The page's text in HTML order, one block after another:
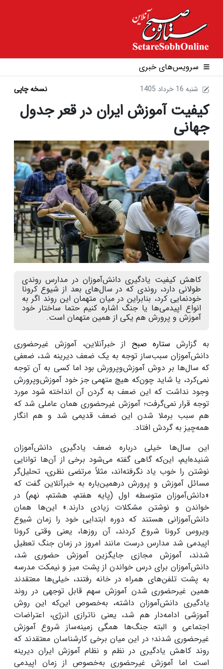
سرویس‌های خبری
1405 شنبه 16 خرداد نسخه چاپی
کیفیت آموزش ایران در قعر جدول
جهانی
کاهش کیفیت یادگیری دانش‌آموزان در مدارس روندی
طولانی دارد، روندی که در سال‌های بعد از شیوع کرونا
خودنمایی کرد، بنابراین در میان متهمان این روند اگر به
انواع اپیدمی‌ها یا جنگ اشاره کنیم حتما ساختار خود
آموزش و پرورش هم یکی از همین متهمان است.
به گزارش ستاره صبح از خبرآنلاین، آموزش غیرحضوری
دانش‌آموزان سبب‌ساز توجه به یک ضعف دیرینه شد، ضعفی
که سال‌ها بر دوش آموزش‌وپرورش بود اما کسی به آن توجه
نمی‌کرد، یا شاید چون‌که هیچ متهمی جز خود آموزش‌وپرورش
وجود نداشت که این ضعف به گردن آن انداخته شود مورد
توجه قرار نمی‌گرفت؛ آموزش غیرحضوری همان عاملی شد که
هم سبب برملا شدن این ضعف قدیمی شد و هم انگار
همه‌چیز به گردش افتاد.
این سال‌ها خیلی درباره ضعف یادگیری دانش‌آموزان
شنیده‌ایم، این‌که گاهی گفته می‌شود برخی از آن‌ها توانایی
نوشتن را خوب یاد نگرفته‌اند، مثلاً مرتضی نظری، تحلیل‌گر
مسائل آموزش و پرورش درهمین‌باره به خبرآنلاین گفت که
«دانش‌آموزان متوسطه اول (پایه هفتم، هشتم، نهم) در
خواندن و نوشتن مشکلات زیادی دارند.» این‌ها همان
دانش‌آموزانی هستند که دوره ابتدایی خود را زمان شیوع
ویروس کرونا شروع کردند، آن روزها، یعنی وقتی کرونا
اپیدمی شد مدارس درست مانند امروز در زمان جنگ تعطیل
شدند، آموزش مجازی جایگزین آموزش حضوری شد،
دانش‌آموزان برای درس خواندن از پشت میز و نیمکت مدرسه
به پشت تلفن‌های همراه در خانه رفتند، خیلی‌ها معتقدند
همین غیرحضوری شدن آموزش سهم قابل توجهی در روند
یادگیری دانش‌آموزان داشته، به‌خصوص این‌که این روش
آموزشی ادامه‌دار هم شد، یعنی ناترازی انرژی، اعتراضات
اجتماعی و البته جنگ‌ها همگی زمینه‌ساز شروع آموزش
غیرحضوری شدند؛ در این میان برخی کارشناسان معتقدند که
روند کاهش یادگیری در نظم و نظام آموزش ایران دیرینه
است اما آموزش غیرحضوری به‌خصوص از زمان اپیدمی